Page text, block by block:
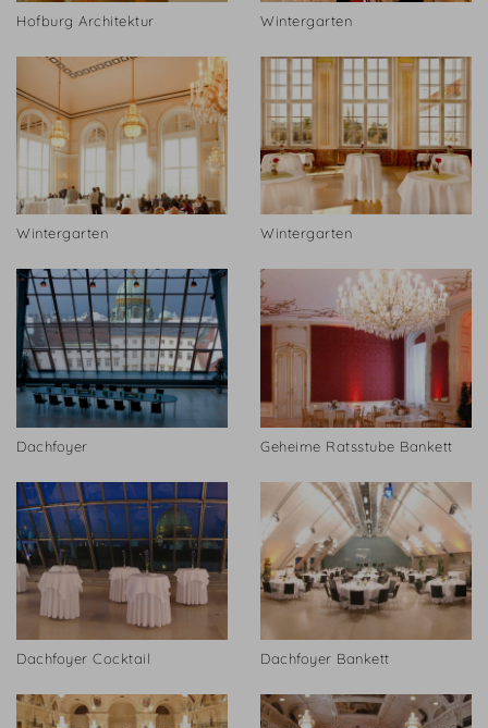
Hofburg Architektur Wintergarten
Wintergarten Wintergarten
Dachfoyer Geheime Ratsstube Bankett
Dachfoyer Cocktail Dachfoyer Bankett